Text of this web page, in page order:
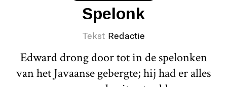
Spelonk
Tekst Redactie
Edward drong door tot in de spelonken
van het Javaanse gebergte; hij had er alles